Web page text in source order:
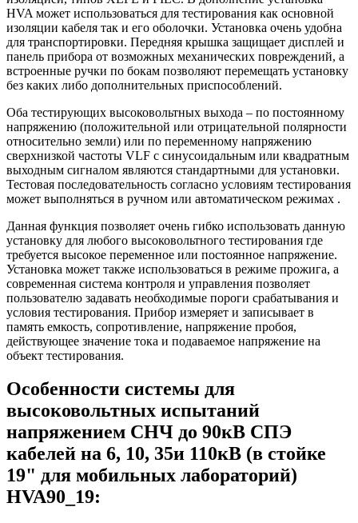
HVA может использоваться для тестирования как основной
изоляции кабеля так и его оболочки. Установка очень удобна
для транспортировки. Передняя крышка защищает дисплей и
панель прибора от возможных механических повреждений, а
встроенные ручки по бокам позволяют перемещать установку
без каких либо дополнительных приспособлений.
Оба тестирующих высоковольтных выхода – по постоянному
напряжению (положительной или отрицательной полярности
относительно земли) или по переменному напряжению
сверхнизкой частоты VLF с синусоидальным или квадратным
выходным сигналом являются стандартными для установки.
Тестовая последовательность согласно условиям тестирования
может выполняться в ручном или автоматическом режимах .
Данная функция позволяет очень гибко использовать данную
установку для любого высоковольтного тестирования где
требуется высокое переменное или постоянное напряжение.
Установка может также использоваться в режиме прожига, а
современная система контроля и управления позволяет
пользователю задавать необходимые пороги срабатывания и
условия тестирования. Прибор измеряет и записывает в
память емкость, сопротивление, напряжение пробоя,
действующее значение тока и подаваемое напряжение на
объект тестирования.
Особенности системы для
высоковольтных испытаний
напряжением СНЧ до 90кВ СПЭ
кабелей на 6, 10, 35и 110кВ (в стойке
19" для мобильных лабораторий)
HVA90_19: